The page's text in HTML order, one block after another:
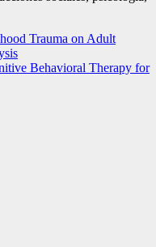
Trauma on Adult
Behavioral Therapy for